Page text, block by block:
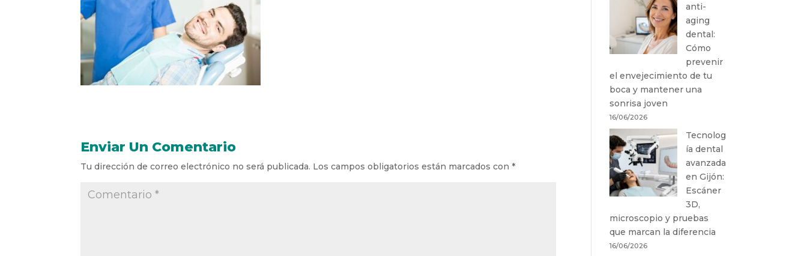
Enviar Un Comentario
Tu dirección de correo electrónico no será publicada. Los campos obligatorios están marcados con*
anti-
aging
dental:
Cómo
prevenir
el envejecimiento de tu
boca y mantener una
sonrisa joven
16/06/2026
Tecnolog
ía dental
avanzada
en Gijón:
Escáner
3D,
microscopio y pruebas
que marcan la diferencia
16/06/2026